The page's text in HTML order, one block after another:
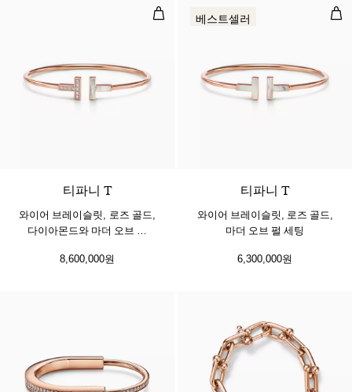
와이어 브레이슬릿, 로즈 골드, 다
티파니 T
와이어 브레이슬릿, 로즈 골드,
다이아몬드와 마더 오브 펄
8,600,000원
와
베스트셀러
티파니 T
와이어 브레이슬릿, 로즈 골드,
마더 오브 펄 세팅
6,300,000원